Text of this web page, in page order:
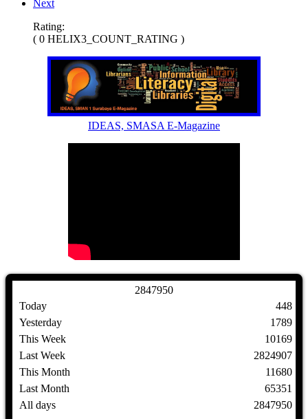
Next
Rating:
( 0 HELIX3_COUNT_RATING )
IDEAS, SMASA E-Magazine
2847950
Today
Yesterday
This Week
Last Week
This Month
Last Month
All days
448
1789
10169
2824907
11680
65351
2847950